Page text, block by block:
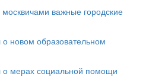
важные городские
новом образовательном
мерах социальной помощи